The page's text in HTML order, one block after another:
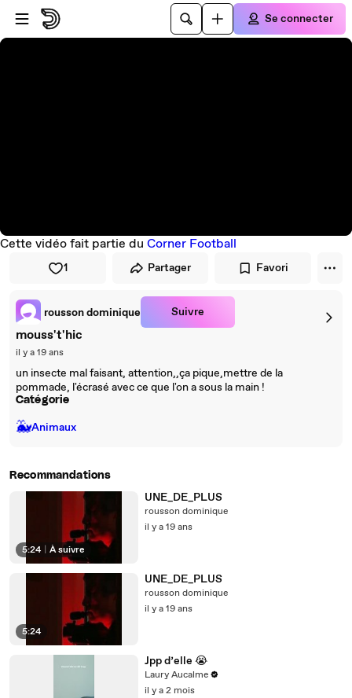
Passer au player
Passer au contenu principal
Se connecter
Cette vidéo fait partie du Corner Football
1 Partager Favori
rousson dominique Suivre
mouss't'hic
il y a 19 ans
un insecte mal faisant, attention,,ça pique,mettre de la
pommade, l'écrasé avec ce que l'on a sous la main !
Catégorie
🐳Animaux
Recommandations
5:24 À suivre
UNE_DE_PLUS
rousson dominique
il y a 19 ans
5:24
UNE_DE_PLUS
rousson dominique
il y a 19 ans
Jpp d’elle 😭
Laury Aucalme
il y a 2 mois